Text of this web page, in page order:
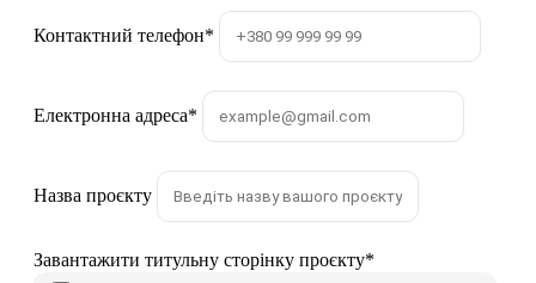
Контактний телефон*
Електронна адреса*
Назва проєкту
Завантажити титульну сторінку проєкту*